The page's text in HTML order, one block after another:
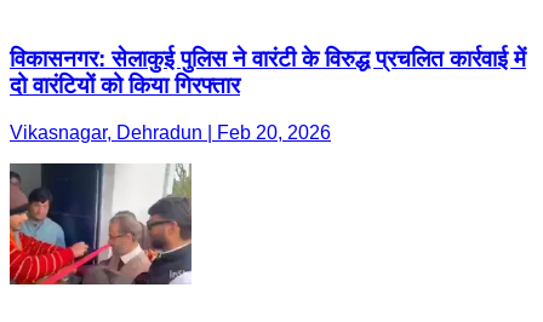
विकासनगर: सेलाकुई पुलिस ने वारंटी के विरुद्ध प्रचलित कार्रवाई में
दो वारंटियों को किया गिरफ्तार
Vikasnagar, Dehradun | Feb 20, 2026